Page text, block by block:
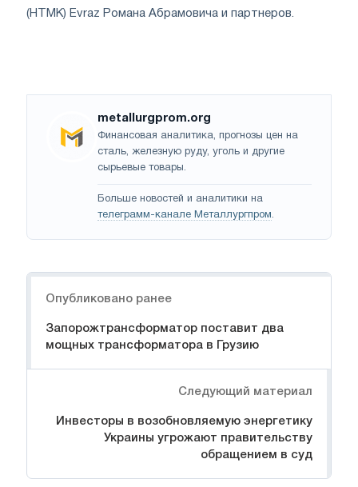
(НТМК) Evraz Романа Абрамовича и партнеров.
metallurgprom.org
Финансовая аналитика, прогнозы цен на
сталь, железную руду, уголь и другие
сырьевые товары.
Больше новостей и аналитики на
телеграмм-канале Металлургпром.
Опубликовано ранее
Запорожтрансформатор поставит два
мощных трансформатора в Грузию
Следующий материал
Инвесторы в возобновляемую энергетику
Украины угрожают правительству
обращением в суд